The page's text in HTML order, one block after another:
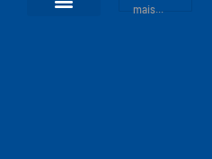
mais...